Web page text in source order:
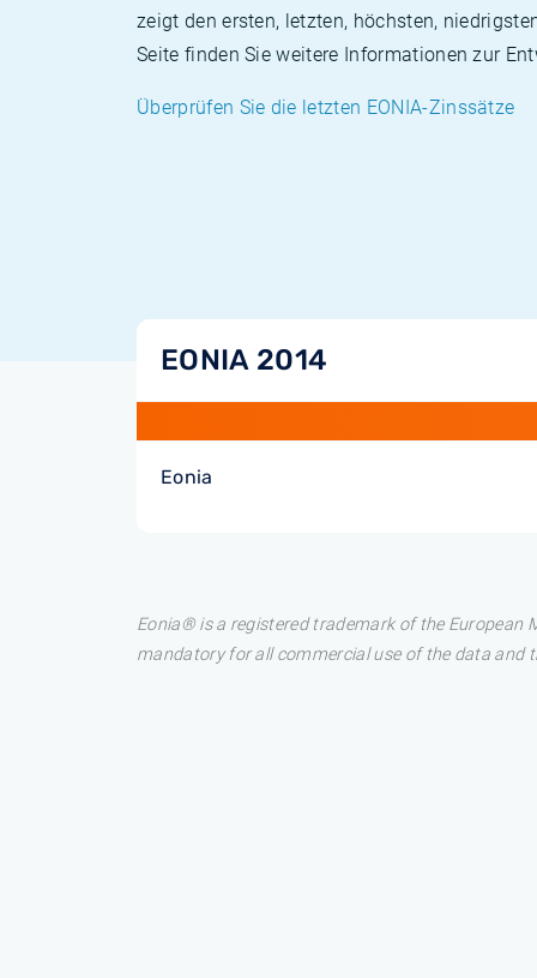
zeigt den ersten, letzten, höchsten,
Seite finden Sie weitere Informationen zur
Überprüfen Sie die letzten EONIA-Zinssätze
EONIA 2014
Eonia
Eonia® is a registered trademark of the European
mandatory for all commercial use of the data and